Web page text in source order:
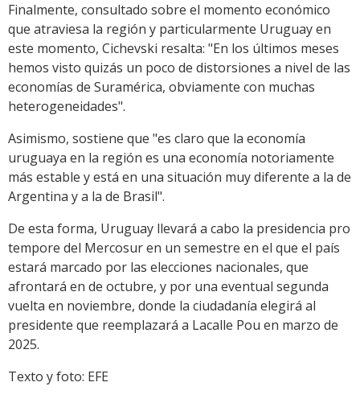
Finalmente, consultado sobre el momento económico
que atraviesa la región y particularmente Uruguay en
este momento, Cichevski resalta: "En los últimos meses
hemos visto quizás un poco de distorsiones a nivel de las
economías de Suramérica, obviamente con muchas
heterogeneidades".
Asimismo, sostiene que "es claro que la economía
uruguaya en la región es una economía notoriamente
más estable y está en una situación muy diferente a la de
Argentina y a la de Brasil".
De esta forma, Uruguay llevará a cabo la presidencia pro
tempore del Mercosur en un semestre en el que el país
estará marcado por las elecciones nacionales, que
afrontará en de octubre, y por una eventual segunda
vuelta en noviembre, donde la ciudadanía elegirá al
presidente que reemplazará a Lacalle Pou en marzo de
2025.
Texto y foto: EFE